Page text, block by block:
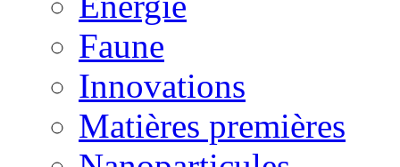
Faune
Innovations
Matières premières